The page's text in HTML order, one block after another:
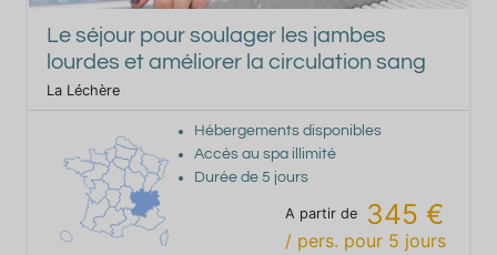
Le séjour pour soulager les jambes
lourdes et améliorer la circulation sang
La Léchère
Hébergements disponibles
Accès au spa illimité
Durée de 5 jours
A partir de 345 €
/ pers. pour 5 jours